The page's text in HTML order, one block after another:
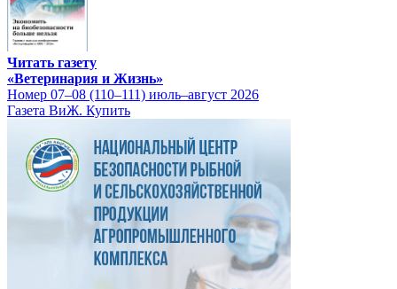
Читать газету
«Ветеринария и Жизнь»
Номер 07–08 (110–111) июль–август 2026
Газета ВиЖ. Купить